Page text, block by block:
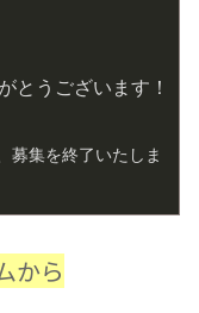
とうございます！
募集を終了いたしま
から